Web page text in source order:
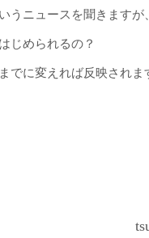
うニュースを聞きます
じめられるの？
でに変えれば反映されま